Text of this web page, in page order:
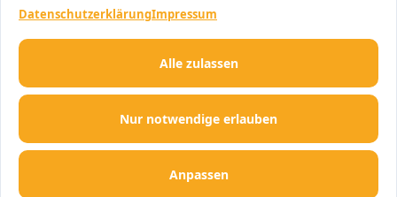
DatenschutzerklärungImpressum
Nur notwendige erlauben
Anpassen
Alle zulassen